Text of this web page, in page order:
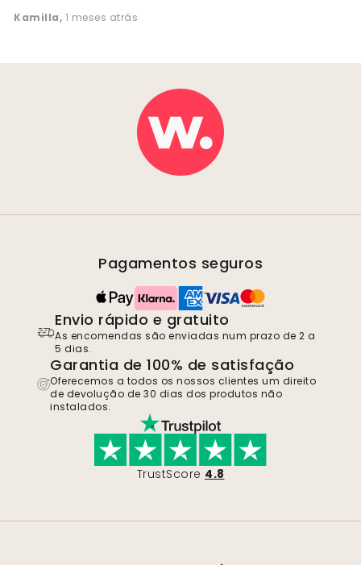
Kamilla, 1 meses atrás
Pagamentos seguros
Envio rápido e gratuito
As encomendas são enviadas num prazo de 2 a
5 dias.
Garantia de 100% de satisfação
Oferecemos a todos os nossos clientes um direito
de devolução de 30 dias dos produtos não
instalados.
TrustScore 4.8